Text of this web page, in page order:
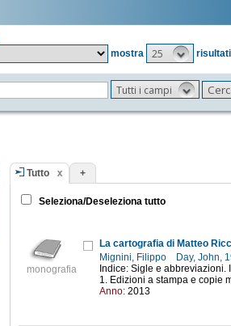
mostra
25
Tutti i campi
Tutto +
Seleziona/Deseleziona tutto
monografia
La cartografia di Matteo
Mignini, Filippo
Day, John,
Indice: Sigle e abbreviazioni.
1. Edizioni a stampa e copie
Anno: 2013